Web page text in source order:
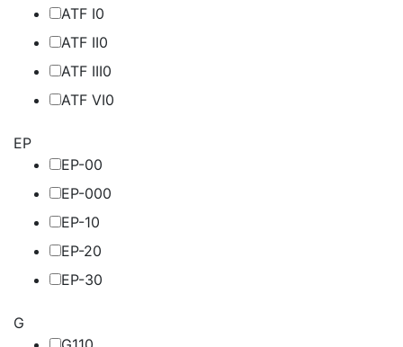
ATF I0
ATF II0
ATF III0
ATF VI0
EP
EP-00
EP-000
EP-10
EP-20
EP-30
G